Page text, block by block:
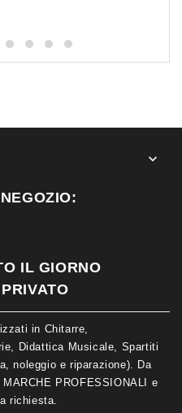

IL GIORNO
in Chitarre,
Didattica Musicale, Spartiti
noleggio e riparazione). Da
PROFESSIONALI e
richiesta.